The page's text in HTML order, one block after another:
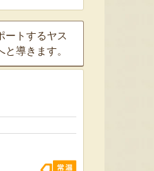
ートするヤス
導きます。
市江南区で育てられた和
有機質肥料と、すべての
袋をかける丁寧な手仕事
って、濃厚な甘みと美し
を持つ梨が生み出されま
「愛甘水」や「王秋」な